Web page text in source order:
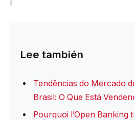
Lee también
Tendências do Mercado
Brasil: O Que Está
Pourquoi l’Open Banking